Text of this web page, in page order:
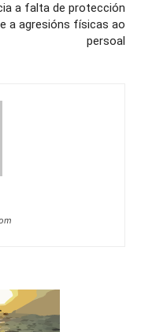
a falta de protección
a agresións físicas ao
persoal